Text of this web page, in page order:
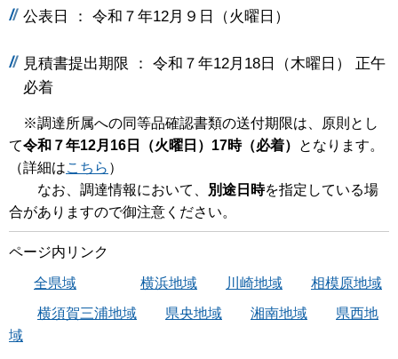
公表日 ： 令和７年12月９日（火曜日）
見積書提出期限 ： 令和７年12月18日（木曜日） 正午
必着
※調達所属への同等品確認書類の送付期限は、原則とし
て令和７年12月16日（火曜日）17時（必着）
となります。
（詳細はこちら ）
なお、調達情報において、
別途日時を指定している場
合がありますので御注意ください。
ページ内リンク
全県域 横浜地域 川崎地域 相模原地域
横須賀三浦地域 県央地域 湘南地域
県西地
域